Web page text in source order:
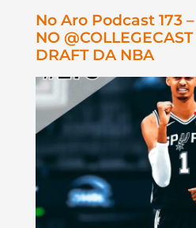
No Aro Podcast 173
NO
DRAFT DA NBA